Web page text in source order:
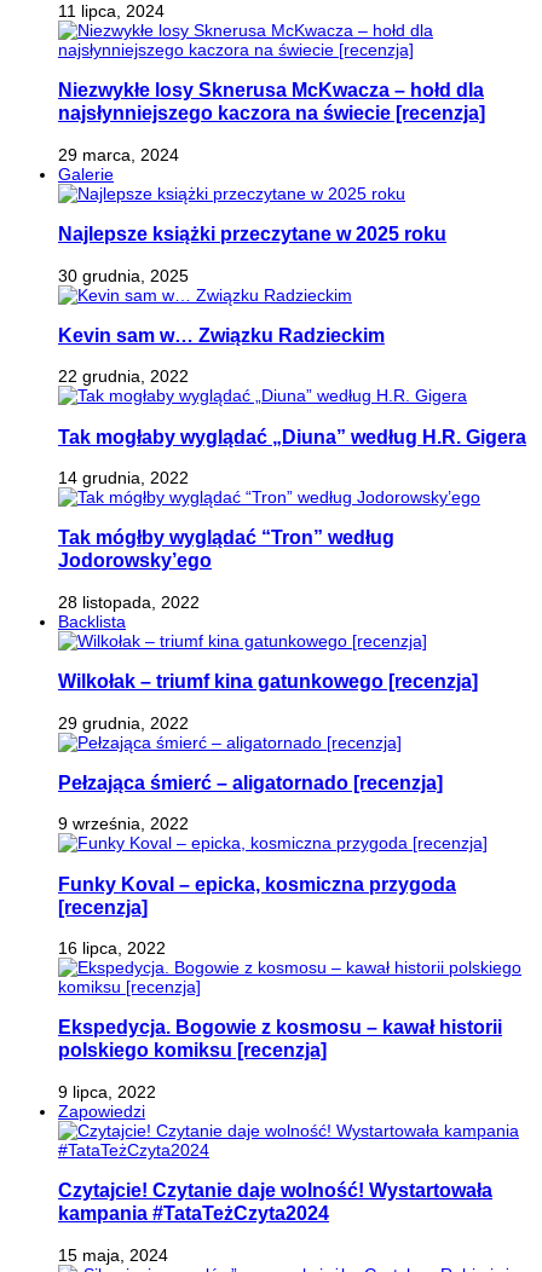
11 lipca, 2024
Niezwykłe losy Sknerusa McKwacza – hołd dla
najsłynniejszego kaczora na świecie [recenzja]
29 marca, 2024
Galerie
Najlepsze książki przeczytane w 2025 roku
30 grudnia, 2025
Kevin sam w… Związku Radzieckim
22 grudnia, 2022
Tak mogłaby wyglądać „Diuna” według H.R. Gigera
14 grudnia, 2022
Tak mógłby wyglądać “Tron” według
Jodorowsky’ego
28 listopada, 2022
Backlista
Wilkołak – triumf kina gatunkowego [recenzja]
29 grudnia, 2022
Pełzająca śmierć – aligatornado [recenzja]
9 września, 2022
Funky Koval – epicka, kosmiczna przygoda
[recenzja]
16 lipca, 2022
Ekspedycja. Bogowie z kosmosu – kawał historii
polskiego komiksu [recenzja]
9 lipca, 2022
Zapowiedzi
Czytajcie! Czytanie daje wolność! Wystartowała
kampania #TataTeżCzyta2024
15 maja, 2024